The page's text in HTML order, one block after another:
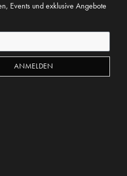
Events und exklusive Angebote
ANMELDEN